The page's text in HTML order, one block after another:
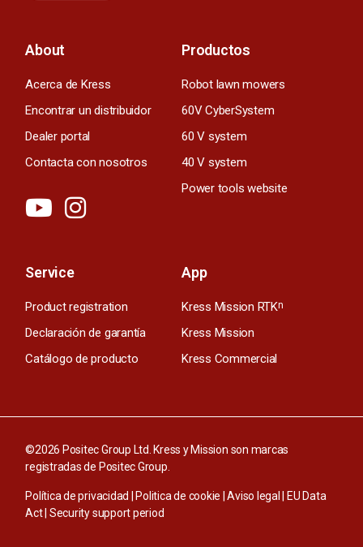
About
Acerca de Kress
Encontrar un distribuidor
Dealer portal
Contacta con nosotros
Productos
Robot lawn mowers
60V CyberSystem
60 V system
40 V system
Power tools website
Service
Product registration
Declaración de garantía
Catálogo de producto
App
Kress Mission RTKn
Kress Mission
Kress Commercial
©2026 Positec Group Ltd. Kress y Mission son marcas
registradas de Positec Group.
Política de privacidad Politica de cookie |Aviso legal
EU Data
Act| Security support period